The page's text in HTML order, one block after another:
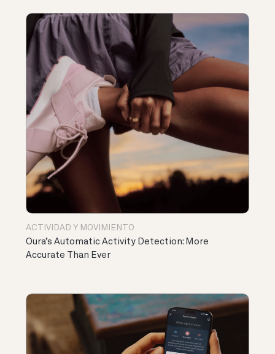
ACTIVIDAD Y MOVIMIENTO
Oura’s Automatic Activity Detection: More
Accurate Than Ever